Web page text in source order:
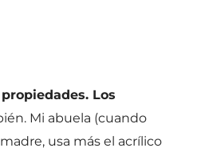
Los
Mi abuela (cuando
usa más el acrílico